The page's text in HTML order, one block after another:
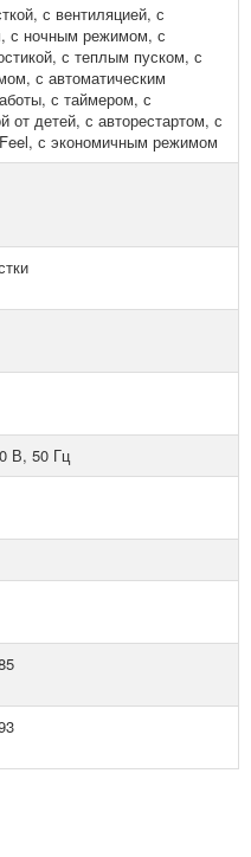
с вентиляцией, с
с ночным режимом, с
с теплым пуском, с
с автоматическим
с таймером, с
от детей, с авторестартом, с
с экономичным режимом
В, 50 Гц